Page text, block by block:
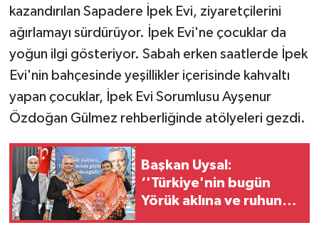
kazandırılan Sapadere İpek Evi, ziyaretçilerini
ağırlamayı sürdürüyor. İpek Evi'ne çocuklar da
yoğun ilgi gösteriyor. Sabah erken saatlerde İpek
Evi'nin bahçesinde yeşillikler içerisinde kahvaltı
yapan çocuklar, İpek Evi Sorumlusu Ayşenur
Özdoğan Gülmez rehberliğinde atölyeleri gezdi.
Başkan Uysal:
‘'Türkiye'nin bugün
Yörük aklına ve ruhuna